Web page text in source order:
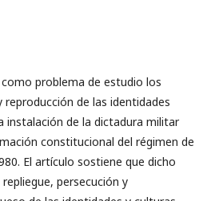
problema de estudio los
de las identidades
instalación de la dictadura militar
constitucional del régimen de
El artículo sostiene que dicho
persecución y